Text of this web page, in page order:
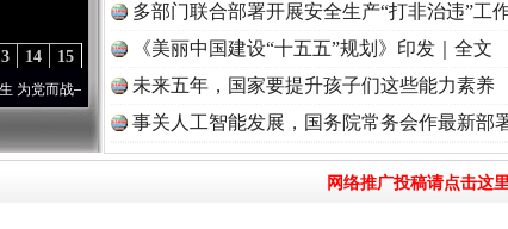
15
14
——百年“纪”事⑧加强纪律..·[视频] 牢记初心使命 奋进复兴征程丨“转折之城”激荡
多部门联合部署开展安全生产“打非治违”工
《美丽中国建设“十五五”规划》印发｜全文
未来五年，国家要提升孩子们这些能力素养
事关人工智能发展，国务院常务会作最新部
网络推广投稿请点击这